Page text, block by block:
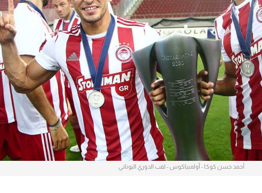
الدوري السعودي للمحترفين
دوري أبطال أوروبا
دوري أبطال إفريقيا
كل البطولات
دوري أبطال أوروبا
القسم الثاني
رياضات أخرى
آسيا
ركن الألعاب
أحمد حسن كوكا - أولمبياكوس - لقب الدوري اليوناني